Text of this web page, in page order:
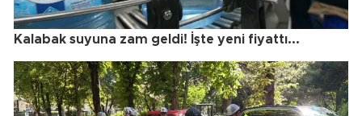
Kalabak suyuna zam geldi! İşte yeni fiyattı...